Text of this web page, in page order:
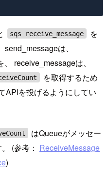
sqs receive_message
を
は、
、 receive_messageは、
を取得するため
APIを投げるようにしてい
はQueueがメッセー
(参考： ReceiveMessage
)